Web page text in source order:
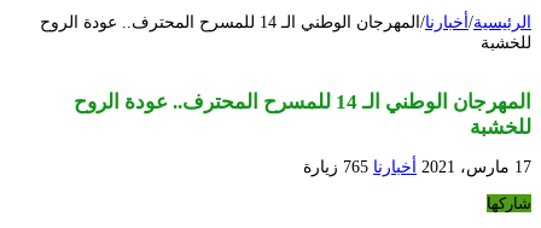
الرئيسية/ أخبارنا/
المهرجان الوطني الـ 14 للمسرح المحترف.. عودة الروح
للخشبة
المهرجان الوطني الـ 14 للمسرح المحترف.. عودة الروح
للخشبة
17 مارس، 2021 أخبارنا 765 زيارة
شاركها